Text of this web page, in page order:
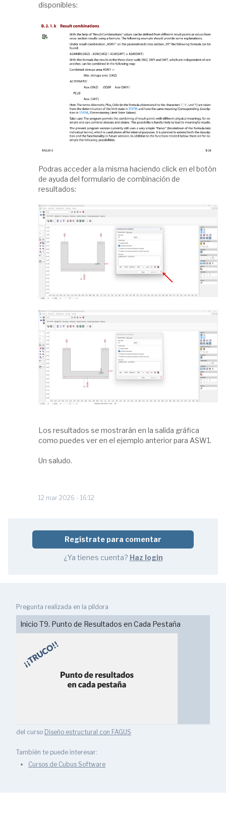
disponibles:
Podras acceder a la misma haciendo click en el botón
de ayuda del formulario de combinación de
resultados:
Los resultados se mostrarán en la salida gráfica
como puedes ver en el ejemplo anterior para ASW1.
Un saludo.
12 mar 2026 - 16:12
Regístrate para comentar
¿Ya tienes cuenta? Haz login
Pregunta realizada en la píldora
Inicio T9. Punto de Resultados en Cada Pestaña
del curso Diseño estructural con FAGUS
También te puede interesar:
Cursos de Cubus Software